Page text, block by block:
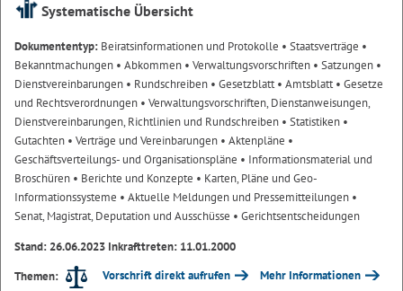
Systematische Übersicht
Dokumententyp: Beiratsinformationen und Protokolle • Staatsverträge •
Bekanntmachungen • Abkommen • Verwaltungsvorschriften • Satzungen •
Dienstvereinbarungen • Rundschreiben • Gesetzblatt• Amtsblatt• Gesetze
und Rechtsverordnungen • Verwaltungsvorschriften, Dienstanweisungen,
Dienstvereinbarungen, Richtlinien und Rundschreiben • Statistiken •
Gutachten • Verträge und Vereinbarungen • Aktenpläne •
Geschäftsverteilungs- und Organisationspläne • Informationsmaterial und
Broschüren • Berichte und Konzepte • Karten, Pläne und Geo-
Informationssysteme • Aktuelle Meldungen und Pressemitteilungen •
Senat, Magistrat, Deputation und Ausschüsse • Gerichtsentscheidungen
Stand: 26.06.2023 Inkrafttreten: 11.01.2000
Themen:
Vorschrift direkt aufrufen Mehr Informationen